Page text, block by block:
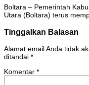
Boltara – Pemerintah
Utara (Boltara) terus
Tinggalkan Balasan
Alamat email Anda tidak
ditandai *
Komentar *